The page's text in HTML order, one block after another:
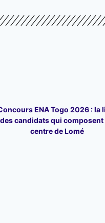
ENA Togo 2026 : la
des candidats qui composent
centre de Lomé